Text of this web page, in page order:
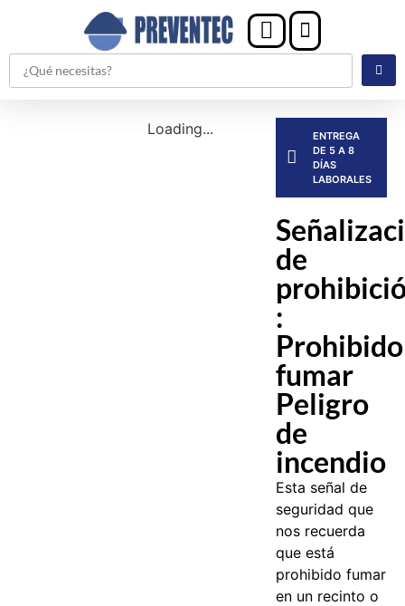
Loading...
ENTREGA
DE 5 A 8
DÍAS
LABORALES
de
:
Prohibido
fumar
Peligro
de
incendio
Esta señal de
seguridad que
nos recuerda
que está
prohibido fumar
en un recinto o